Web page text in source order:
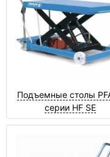
Подъемные столы
серии HF SE